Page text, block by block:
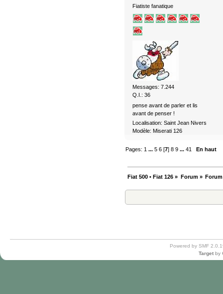
Fiatiste fanatique
Messages: 7.244
Q.I.: 36
pense avant de parler et lis
avant de penser !
Localisation: Saint Jean Nivers
Modèle: Miserati 126
Pages: 1 ...5 6 [7]8 9 ...41 En haut
Fiat 500 • Fiat 126 » Forum»
Powered by SMF
Target by